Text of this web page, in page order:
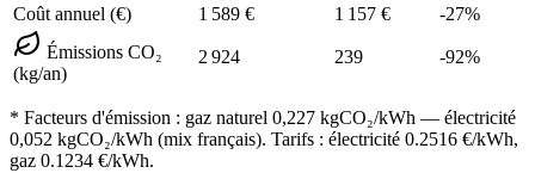
Coût annuel (€)
1 589 € 1 157 € -27%
Émissions CO₂
(kg/an)
2 924 239 -92%
* Facteurs d'émission : gaz naturel 0,227 kgCO₂/kWh — électricité
0,052 kgCO₂/kWh (mix français). Tarifs : électricité 0.2516 €/kWh,
gaz 0.1234 €/kWh.